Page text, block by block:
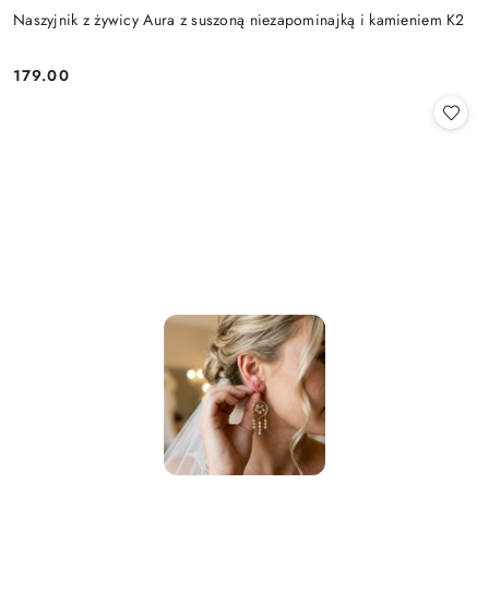
Naszyjnik z żywicy Aura z suszoną niezapominajką i kamieniem K2
Cena:
179.00